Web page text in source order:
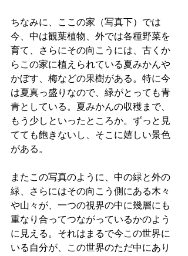
ちなみに、ここの家（写真下）では
今、中は観葉植物、外では各種野菜を
育て、さらにその向こうには、古くか
らこの家に植えられている夏みかんや
かぼす、梅などの果樹がある。特に今
は夏真っ盛りなので、緑がとっても青
青としている。夏みかんの収穫まで、
もう少しといったところか。ずっと見
てても飽きないし、そこに嬉しい景色
がある。
またこの写真のように、中の緑と外の
緑、さらにはその向こう側にある木々
や山々が、一つの視界の中に幾層にも
重なり合ってつながっているかのよう
に見える。それはまるで今この世界に
いる自分が、この世界のただ中にあり